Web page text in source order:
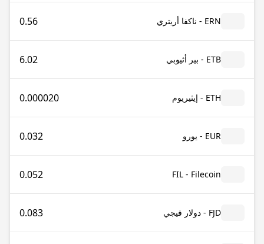
ERN - ناكفا أريتري 0.56
ETB - بير أثيوبي 6.02
ETH - إيثيريوم 0.000020
EUR - يورو 0.032
FIL - Filecoin
0.052
FJD - دولار فيجي 0.083